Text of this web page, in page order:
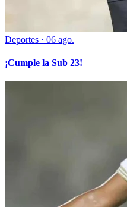
Deportes · 06 ago.
¡Cumple la Sub 23!